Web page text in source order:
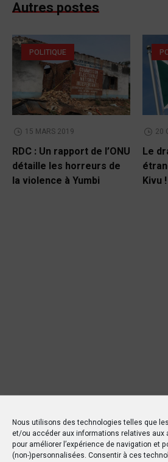
Nous utilisons des technologies telles que
et/ou accéder aux informations relatives aux
pour améliorer l’expérience de navigation et
(non-)personnalisées. Consentir à ces
Autres postes
POLITIQUE
15 MARS 2019
RDC : Un rapport de l’ONU
détaille les horreurs de
la violence à Yumbi
20
Le
Kivu !